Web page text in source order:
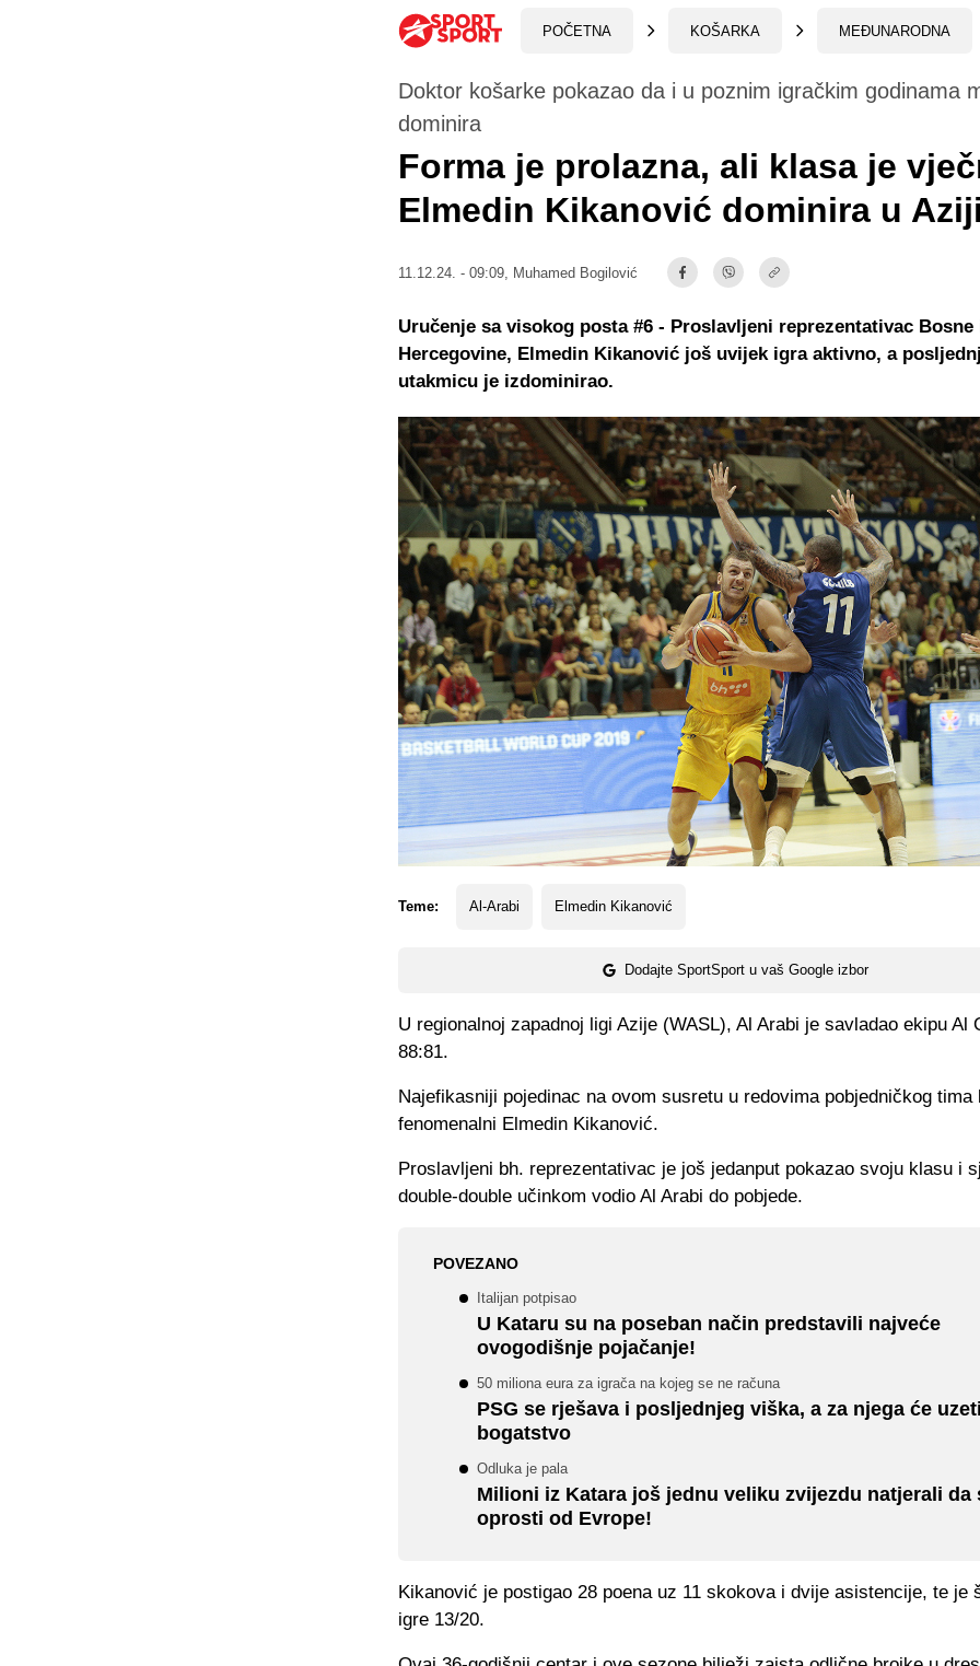
POČETNA KOŠARKA MEĐUNARODNA
Doktor košarke pokazao da i u poznim igračkim godinama
dominira
Forma je prolazna, ali klasa je
Elmedin Kikanović dominira u
11.12.24. - 09:09, Muhamed Bogilović
Teme: Al-Arabi Elmedin Kikanović
Dodajte SportSport u vaš Google izbor
Uručenje sa visokog posta #6 - Proslavljeni reprezentativac Bosne
Hercegovine, Elmedin Kikanović još uvijek igra aktivno, a
utakmicu je izdominirao.
U regionalnoj zapadnoj ligi Azije (WASL), Al Arabi je savladao ekipu Al
88:81.
Najefikasniji pojedinac na ovom susretu u redovima pobjedničkog tima
fenomenalni Elmedin Kikanović.
Proslavljeni bh. reprezentativac je još jedanput pokazao svoju klasu i
double-double učinkom vodio Al Arabi do pobjede.
POVEZANO
Italijan potpisao
U Kataru su na poseban način predstavili najveće
ovogodišnje pojačanje!
50 miliona eura za igrača na kojeg se ne računa
PSG se rješava i posljednjeg viška, a za njega će
bogatstvo
Odluka je pala
Milioni iz Katara još jednu veliku zvijezdu natjerali da
oprosti od Evrope!
Kikanović je postigao 28 poena uz 11 skokova i dvije asistencije, te je
igre 13/20.